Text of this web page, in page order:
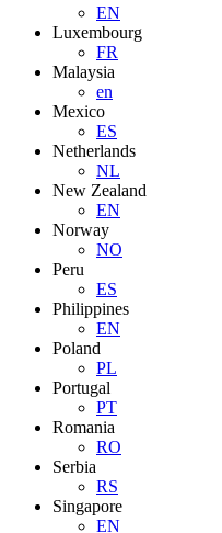
EN
Luxembourg
FR
Malaysia
en
Mexico
ES
Netherlands
NL
New Zealand
EN
Norway
NO
Peru
ES
Philippines
EN
Poland
PL
Portugal
PT
Romania
RO
Serbia
RS
Singapore
EN